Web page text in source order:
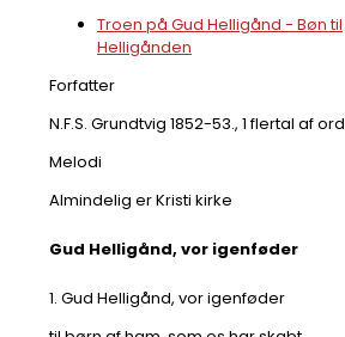
Troen på Gud Helligånd - Bøn til
Helligånden
Forfatter
N.F.S. Grundtvig 1852-53., 1 flertal af
Melodi
Almindelig er Kristi kirke
Gud Helligånd, vor igenføder
1. Gud Helligånd, vor igenføder